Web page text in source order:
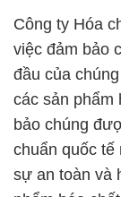
Công ty Hóa
việc đảm bảo
đầu của
các sản phẩm
bảo chúng
chuẩn quốc tế
sự an toàn và